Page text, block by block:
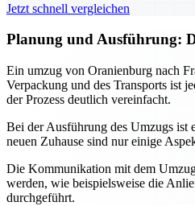
Jetzt schnell vergleichen
Planung und Ausführung:
Ein umzug von Oranienburg nach
Verpackung und des Transports ist
der Prozess deutlich vereinfacht.
Bei der Ausführung des Umzugs ist
neuen Zuhause sind nur einige
Die Kommunikation mit dem
werden, wie beispielsweise die
durchgeführt.